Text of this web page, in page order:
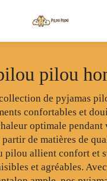
pilou
de pyjamas
confortables et
optimale pendant
partir de matières de
pilou allient confort et
et agréables.